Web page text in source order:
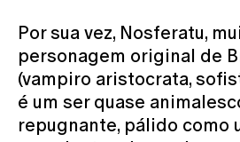
Por sua vez, Nosferatu,
personagem original de
(vampiro aristocrata,
é um ser quase
repugnante, pálido como